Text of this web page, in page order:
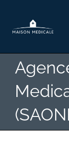
contenu
Faire
Clients